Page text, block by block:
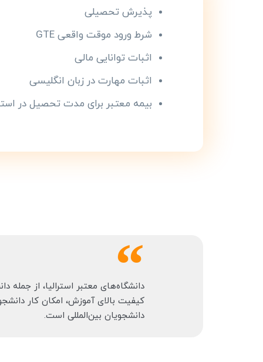
پذیرش تحصیلی
شرط ورود موقت واقعی GTE
اثبات توانایی مالی
اثبات مهارت در زبان انگلیسی
بیمه معتبر برای مدت تحصیل در
دانشگاه‌های معتبر استرالیا، از
کیفیت بالای آموزش، امکان کار
دانشجویان بین‌المللی است.